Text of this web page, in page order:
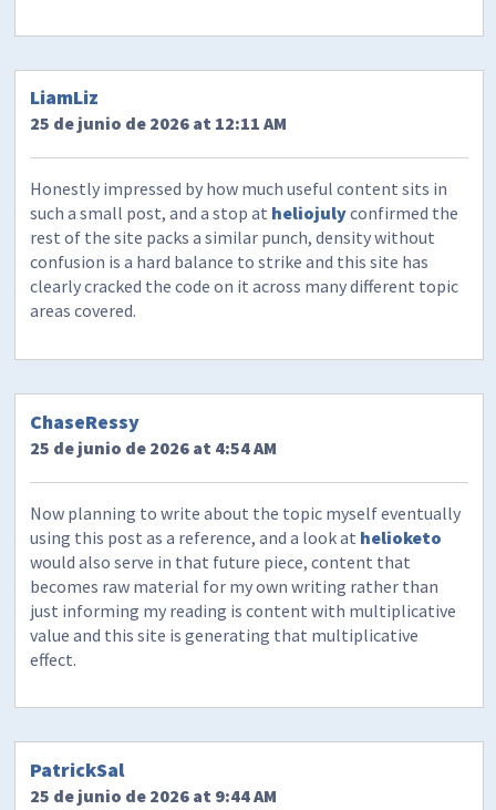
LiamLiz
25 de junio de 2026 at 12:11 AM
Honestly impressed by how much useful content sits in
such a small post, and a stop at heliojulyconfirmed the
rest of the site packs a similar punch, density without
confusion is a hard balance to strike and this site has
clearly cracked the code on it across many different topic
areas covered.
ChaseRessy
25 de junio de 2026 at 4:54 AM
Now planning to write about the topic myself eventually
using this post as a reference, and a look at helioketo
would also serve in that future piece, content that
becomes raw material for my own writing rather than
just informing my reading is content with multiplicative
value and this site is generating that multiplicative
effect.
PatrickSal
25 de junio de 2026 at 9:44 AM